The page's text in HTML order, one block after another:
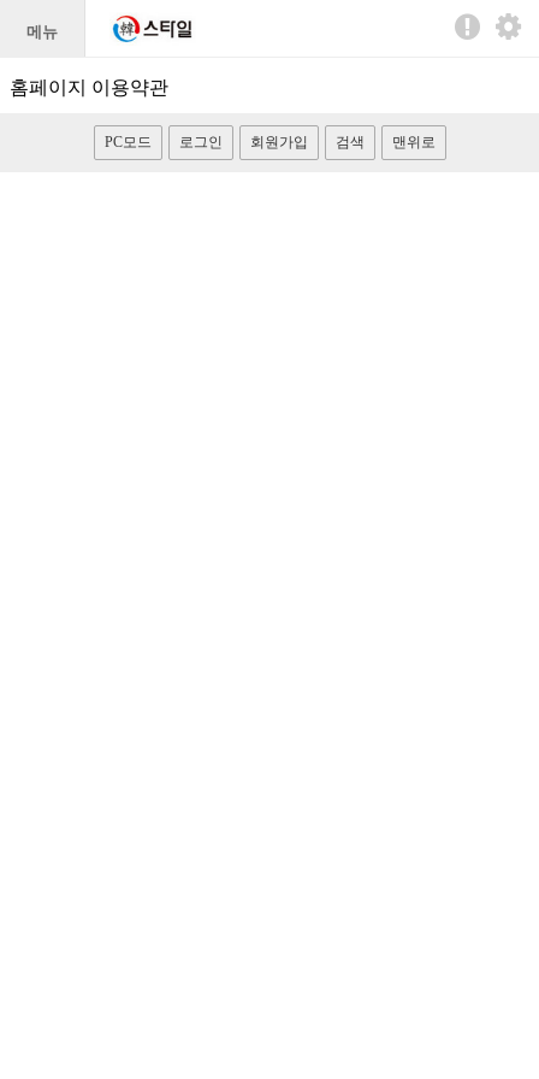
메뉴
홈페이지 이용약관
PC모드 로그인 회원가입 검색 맨위로